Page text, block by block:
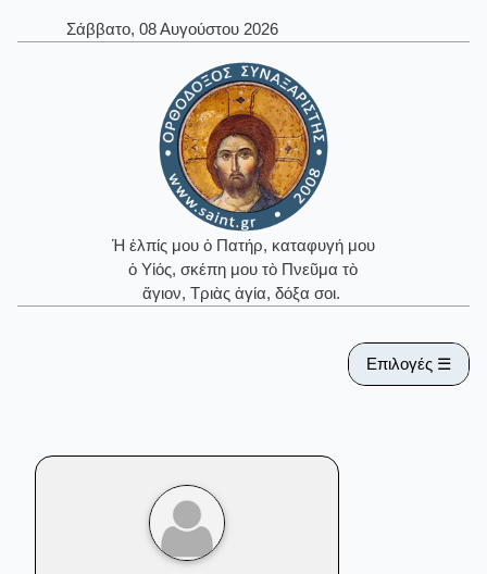
Σάββατο, 08 Αυγούστου 2026
Ἡ ἐλπίς μου ὁ Πατήρ, καταφυγή μου
ὁ Υἱός, σκέπη μου τὸ Πνεῦμα τὸ
ἅγιον, Τριὰς ἁγία, δόξα σοι.
Επιλογές ☰